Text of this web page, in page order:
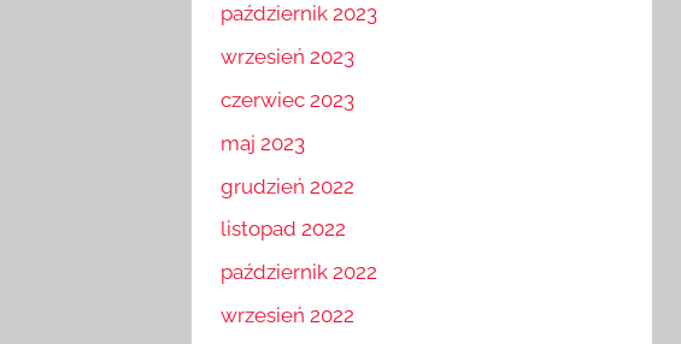
październik 2023
wrzesień 2023
czerwiec 2023
maj 2023
grudzień 2022
listopad 2022
październik 2022
wrzesień 2022